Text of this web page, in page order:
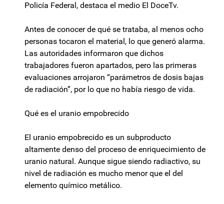
Policía Federal, destaca el medio El DoceTv.
Antes de conocer de qué se trataba, al menos ocho
personas tocaron el material, lo que generó alarma.
Las autoridades informaron que dichos
trabajadores fueron apartados, pero las primeras
evaluaciones arrojaron “parámetros de dosis bajas
de radiación”, por lo que no había riesgo de vida.
Qué es el uranio empobrecido
El uranio empobrecido es un subproducto
altamente denso del proceso de enriquecimiento de
uranio natural. Aunque sigue siendo radiactivo, su
nivel de radiación es mucho menor que el del
elemento químico metálico.